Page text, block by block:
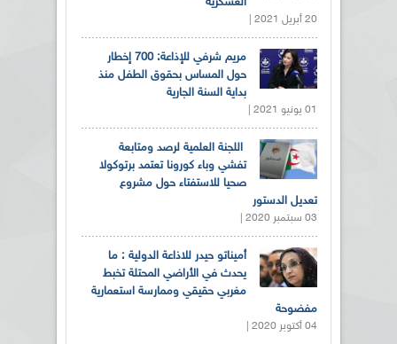
20 أبريل 2021 |
مريم شرفي للإذاعة: 700 إخطار
حول المساس بحقوق الطفل منذ
بداية السنة الجارية
01 يونيو 2021 |
اللجنة العلمية لرصد ومتابعة
تفشي وباء كورونا تعتمد برتوكولا
صحيا للاستفتاء حول مشروع
تعديل الدستور
03 سبتمبر 2020 |
أميناتو حيدر للاذاعة الدولية : ما
يحدث في الأراضي المحتلة تخبط
مغربي حقيقي وممارسة استعمارية
مفضوحة
04 أكتوبر 2020 |